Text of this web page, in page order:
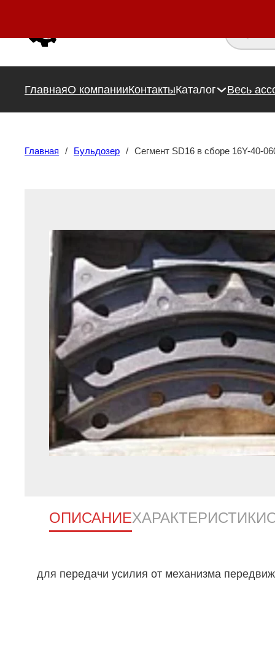
Поиск
ГлавнаяО компанииКонтактыКаталог Весь
Главная / Бульдозер / Сегмент SD16 в сборе 16Y-40-
ОПИСАНИЕХАРАКТЕРИСТИКИ
для передачи усилия от механизма